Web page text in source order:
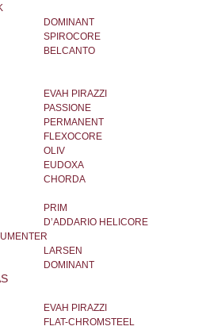
DOMINANT
SPIROCORE
BELCANTO
EVAH PIRAZZI
PASSIONE
PERMANENT
FLEXOCORE
OLIV
EUDOXA
CHORDA
PRIM
D’ADDARIO HELICORE
LARSEN
DOMINANT
EVAH PIRAZZI
FLAT-CHROMSTEEL